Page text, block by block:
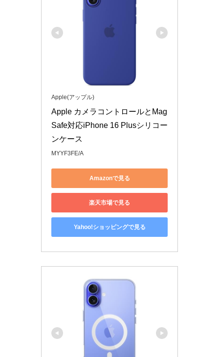
Apple(アップル)
Apple カメラコントロールとMag
Safe対応iPhone 16 Plusシリコー
ンケース
MYYF3FE/A
Amazonで見る
楽天市場で見る
Yahoo!ショッピングで見る